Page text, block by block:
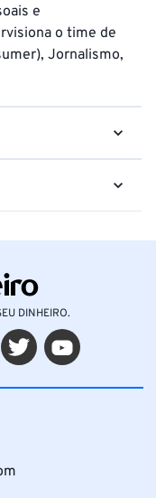
e
o time de
Jornalismo,
DINHEIRO.